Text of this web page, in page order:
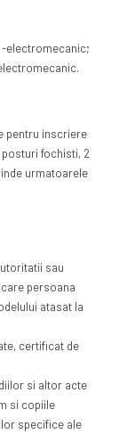
electromecanic;
pentru inscriere
fochisti, 2
urmatoarele
sau
persoana
atasat la
certificat de
si altor acte
si copiile
specifice ale